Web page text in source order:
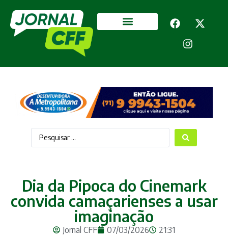
Dia da Pipoca do Cinemark
convida camaçarienses a usar
imaginação
Jornal CFF 07/03/2026 21:31